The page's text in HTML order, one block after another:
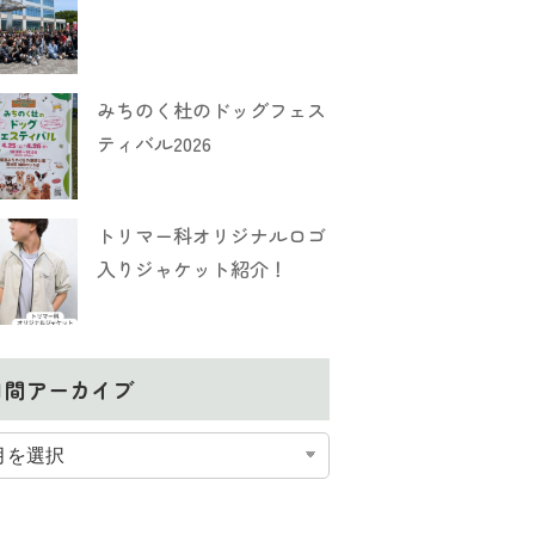
みちのく杜のドッグフェス
ティバル2026
トリマー科オリジナルロゴ
入りジャケット紹介！
アーカイブ